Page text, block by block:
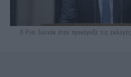
O Ρίσι Σούνακ όταν προκήρυξε τις εκλογές